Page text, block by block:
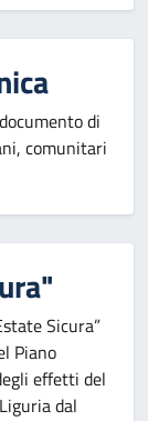
di
comunitari
Sicura”
Piano
effetti del
dal